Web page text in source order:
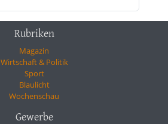
Rubriken
Magazin
Wirtschaft & Politik
Sport
Blaulicht
Wochenschau
Gewerbe